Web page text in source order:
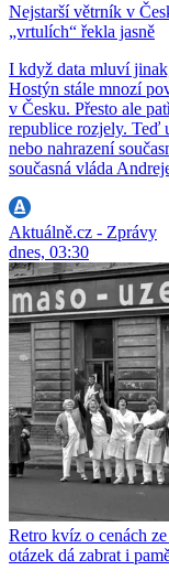
Nejstarší větrník v
„vrtulích“ řekla jasně
I když data mluví
Hostýn stále mnozí
v Česku. Přesto ale
republice rozjely. Teď
nebo nahrazení
současná vláda
Aktuálně.cz - Zprávy
dnes, 03:30
Retro kvíz o cenách
otázek dá zabrat i